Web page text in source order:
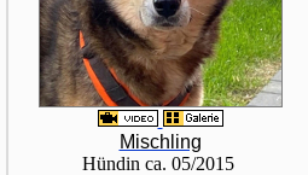
Mischling
Hündin ca. 05/2015